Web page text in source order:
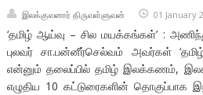
இலக்குவனார் திருவள்ளுவன் 01 January
‘தமிழ் ஆய்வு – சில மயக்கங்கள்’ :
புலவர் சா.பன்னீர்செல்வம் அவர்கள்
என்னும் தலைப்பில் தமிழ் இலக்கணம்,
எழுதிய 10 கட்டுரைகளின் தொகுப்பாக